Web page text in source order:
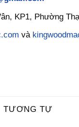
KP1, Phường
và
TƯƠNG TỰ